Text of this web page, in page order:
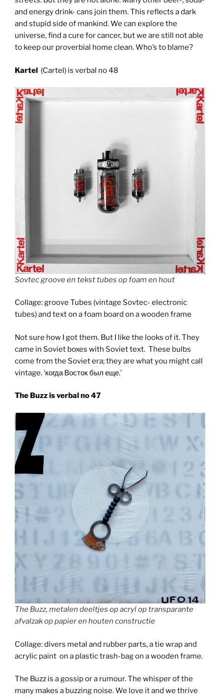
and energy drink- cans join them. This reflects a dark
and stupid side of mankind. We can explore the
universe, find a cure for cancer, but we are still not able
to keep our proverbial home clean. Who’s to blame?
Kartel (Cartel) is verbal no 48
Sovtec groove en tekst tubes op foam en hout
Collage: groove Tubes (vintage Sovtec- electronic
tubes) and text on a foam board on a wooden frame
Not sure how I got them. But I like the looks of it. They
came in Soviet boxes with Soviet text. These bulbs
come from the Soviet era; they are what you might call
vintage. ‘когда Восток был еще.’
The Buzz is verbal no 47
The Buzz, metalen deeltjes op acryl op transparante
afvalzak op papier en houten constructie
Collage: divers metal and rubber parts, a tie wrap and
acrylic paint on a plastic trash-bag on a wooden frame.
The Buzz is a gossip or a rumour. The whisper of the
many makes a buzzing noise. We love it and we thrive